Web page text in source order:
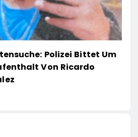
Polizei Bittet Um
Von Ricardo